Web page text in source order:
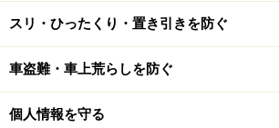
スリ・ひったくり・置き引きを防ぐ
車盗難・車上荒らしを防ぐ
個人情報を守る